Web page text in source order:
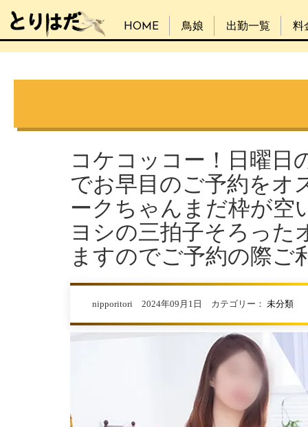
HOME 鳥娘 出勤一覧 料
コケコッコー！日曜日
でお早目のご予約をオ
ークちゃんまだ枠が空
ヨシの三拍子そろった
ますのでご予約の際ご
nipporitori 2024年09月1日 カテゴリー： 未分類